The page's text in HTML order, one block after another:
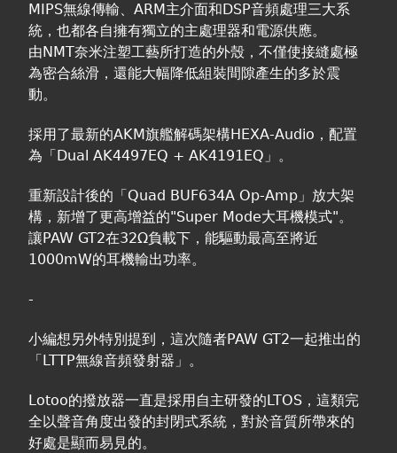
MIPS無線傳輸、ARM主介面和DSP音頻處理三大系
統，也都各自擁有獨立的主處理器和電源供應。
由NMT奈米注塑工藝所打造的外殼，不僅使接縫處極
為密合絲滑，還能大幅降低組裝間隙產生的多於震
動。
採用了最新的AKM旗艦解碼架構HEXA-Audio，配置
為「Dual AK4497EQ + AK4191EQ」。
重新設計後的「Quad BUF634A Op-Amp」放大架
構，新增了更高增益的"Super Mode大耳機模式"。
讓PAW GT2在32Ω負載下，能驅動最高至將近
1000mW的耳機輸出功率。
-
小編想另外特別提到，這次隨者PAW GT2一起推出的
「LTTP無線音頻發射器」。
Lotoo的撥放器一直是採用自主研發的LTOS，這類完
全以聲音角度出發的封閉式系統，對於音質所帶來的
好處是顯而易見的。